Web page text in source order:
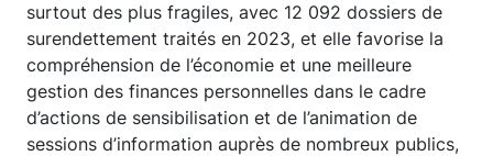
surtout des plus fragiles, avec 12 092 dossiers de
surendettement traités en 2023, et elle favorise la
compréhension de l’économie et une meilleure
gestion des finances personnelles dans le cadre
d’actions de sensibilisation et de l’animation de
sessions d’information auprès de nombreux publics,